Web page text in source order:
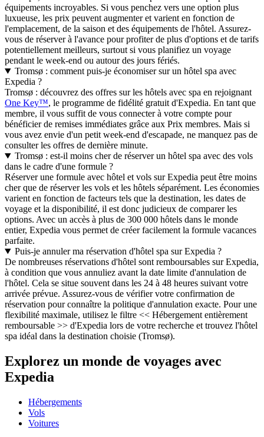
équipements incroyables. Si vous penchez vers une option plus
luxueuse, les prix peuvent augmenter et varient en fonction de
l'emplacement, de la saison et des équipements de l'hôtel. Assurez-
vous de réserver à l'avance pour profiter de plus d'options et de tarifs
potentiellement meilleurs, surtout si vous planifiez un voyage
pendant le week-end ou autour des jours fériés.
Tromsø : comment puis-je économiser sur un hôtel spa avec
Expedia ?
Tromsø : découvrez des offres sur les hôtels avec spa en rejoignant
One Key™, le programme de fidélité gratuit d'Expedia. En tant que
membre, il vous suffit de vous connecter à votre compte pour
bénéficier de remises immédiates grâce aux Prix membres. Mais si
vous avez envie d'un petit week-end d'escapade, ne manquez pas de
consulter les offres de dernière minute.
Tromsø : est-il moins cher de réserver un hôtel spa avec des vols
dans le cadre d'une formule ?
Réserver une formule avec hôtel et vols sur Expedia peut être moins
cher que de réserver les vols et les hôtels séparément. Les économies
varient en fonction de facteurs tels que la destination, les dates de
voyage et la disponibilité, il est donc judicieux de comparer les
options. Avec un accès à plus de 300 000 hôtels dans le monde
entier, Expedia vous permet de créer facilement la formule vacances
parfaite.
Puis-je annuler ma réservation d'hôtel spa sur Expedia ?
De nombreuses réservations d'hôtel sont remboursables sur Expedia,
à condition que vous annuliez avant la date limite d'annulation de
l'hôtel. Cela se situe souvent dans les 24 à 48 heures suivant votre
arrivée prévue. Assurez-vous de vérifier votre confirmation de
réservation pour connaître la politique d'annulation exacte. Pour une
flexibilité maximale, utilisez le filtre << Hébergement entièrement
remboursable >> d'Expedia lors de votre recherche et trouvez l'hôtel
spa idéal dans la destination choisie (Tromsø).
Explorez un monde de voyages avec
Expedia
Hébergements
Vols
Voitures